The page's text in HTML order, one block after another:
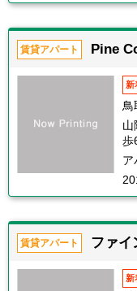
賃貸アパート Pine
新
鳥
山
歩
ア
賃貸アパート ファ
新